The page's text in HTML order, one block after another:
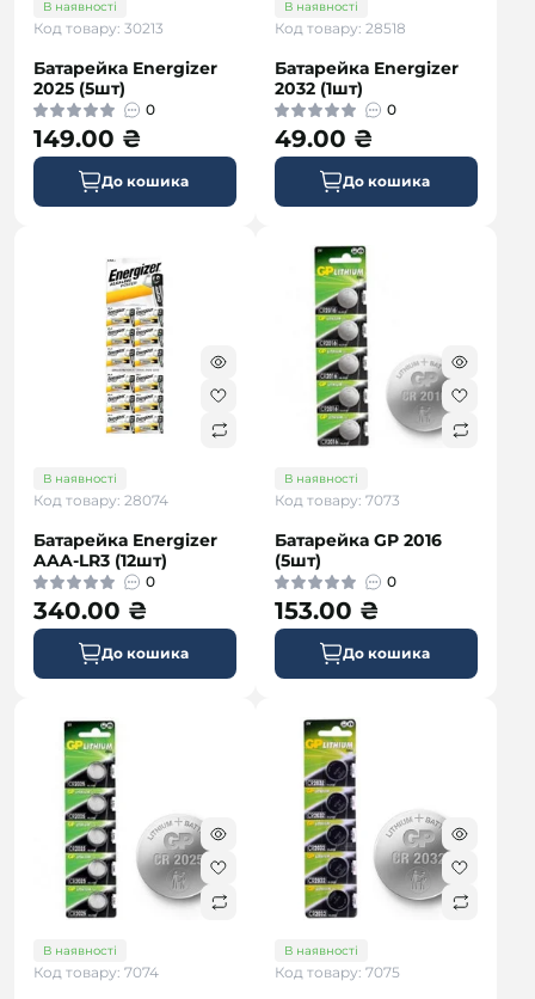
В наявності
Код товару: 30213
Батарейка Energizer
2025 (5шт)
0
149.00 ₴
До кошика
В наявності
Код товару: 28518
Батарейка Energizer
2032 (1шт)
0
49.00 ₴
До кошика
В наявності
Код товару: 28074
Батарейка Energizer
AAA-LR3 (12шт)
0
340.00 ₴
До кошика
В наявності
Код товару: 7073
Батарейка GP 2016
(5шт)
0
153.00 ₴
До кошика
В наявності
Код товару: 7074
В наявності
Код товару: 7075